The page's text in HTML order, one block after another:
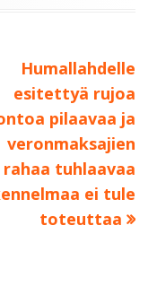
Seuraava:
Humallahdelle
esitettyä rujoa
pilaavaa ja
veronmaksajien
rahaa tuhlaavaa
ei tule
toteuttaa